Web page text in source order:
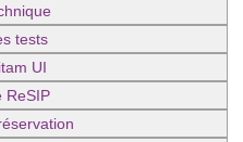
tests
UI
ReSIP